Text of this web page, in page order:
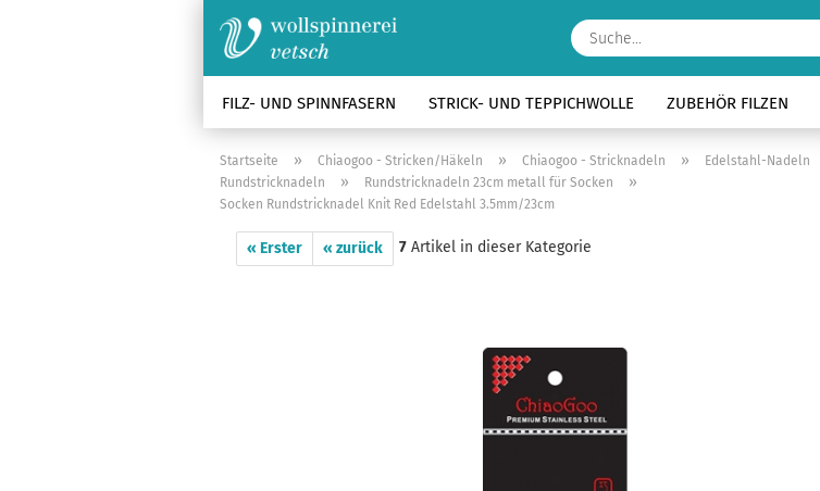
FILZ- UND SPINNFASERN STRICK- UND TEPPICHWOLLE ZUBEHÖR FILZEN
Startseite » Chiaogoo - Stricken/Häkeln » Chiaogoo - Stricknadeln » Edelstahl-Nadeln
Rundstricknadeln » Rundstricknadeln 23cm metall für Socken »
Socken Rundstricknadel Knit Red Edelstahl 3.5mm/23cm
« Erster « zurück 7 Artikel in dieser Kategorie